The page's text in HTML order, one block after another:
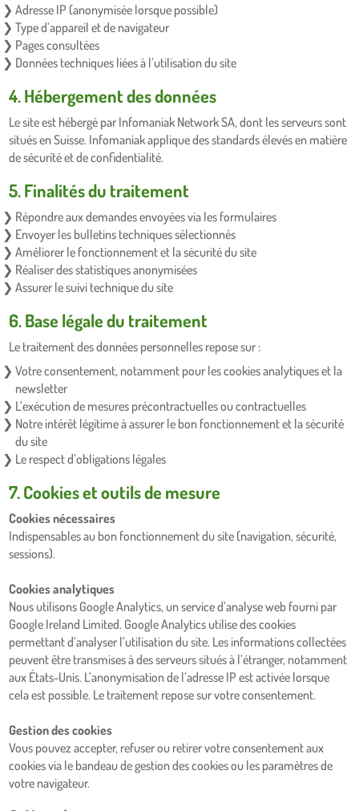
Adresse IP (anonymisée lorsque possible)
Type d’appareil et de navigateur
Pages consultées
Données techniques liées à l’utilisation du site
4. Hébergement des données
Le site est hébergé par Infomaniak Network SA, dont les serveurs sont
situés en Suisse. Infomaniak applique des standards élevés en matière
de sécurité et de confidentialité.
5. Finalités du traitement
Répondre aux demandes envoyées via les formulaires
Envoyer les bulletins techniques sélectionnés
Améliorer le fonctionnement et la sécurité du site
Réaliser des statistiques anonymisées
Assurer le suivi technique du site
6. Base légale du traitement
Le traitement des données personnelles repose sur :
Votre consentement, notamment pour les cookies analytiques et la
newsletter
L’exécution de mesures précontractuelles ou contractuelles
Notre intérêt légitime à assurer le bon fonctionnement et la sécurité
du site
Le respect d’obligations légales
7. Cookies et outils de mesure
Cookies nécessaires
Indispensables au bon fonctionnement du site (navigation, sécurité,
sessions).
Cookies analytiques
Nous utilisons Google Analytics, un service d’analyse web fourni par
Google Ireland Limited. Google Analytics utilise des cookies
permettant d’analyser l’utilisation du site. Les informations collectées
peuvent être transmises à des serveurs situés à l’étranger, notamment
aux États-Unis. L’anonymisation de l’adresse IP est activée lorsque
cela est possible. Le traitement repose sur votre consentement.
Gestion des cookies
Vous pouvez accepter, refuser ou retirer votre consentement aux
cookies via le bandeau de gestion des cookies ou les paramètres de
votre navigateur.